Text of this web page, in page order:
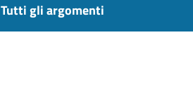
Tutti gli argomenti